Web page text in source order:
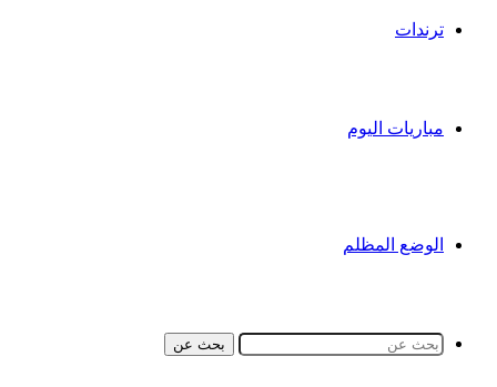
ترندات
مباريات اليوم
الوضع المظلم
بحث عن